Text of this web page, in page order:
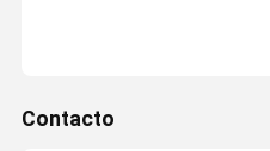
Contacto